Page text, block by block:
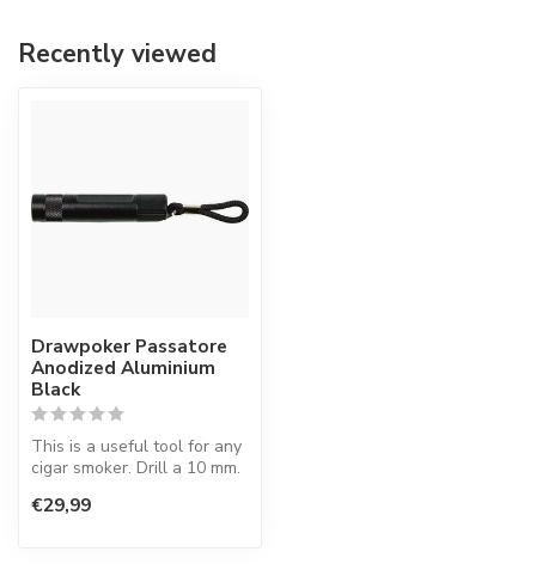
Recently viewed
Drawpoker Passatore
Anodized Aluminium
Black
This is a useful tool for any
cigar smoker. Drill a 10 mm.
€29,99